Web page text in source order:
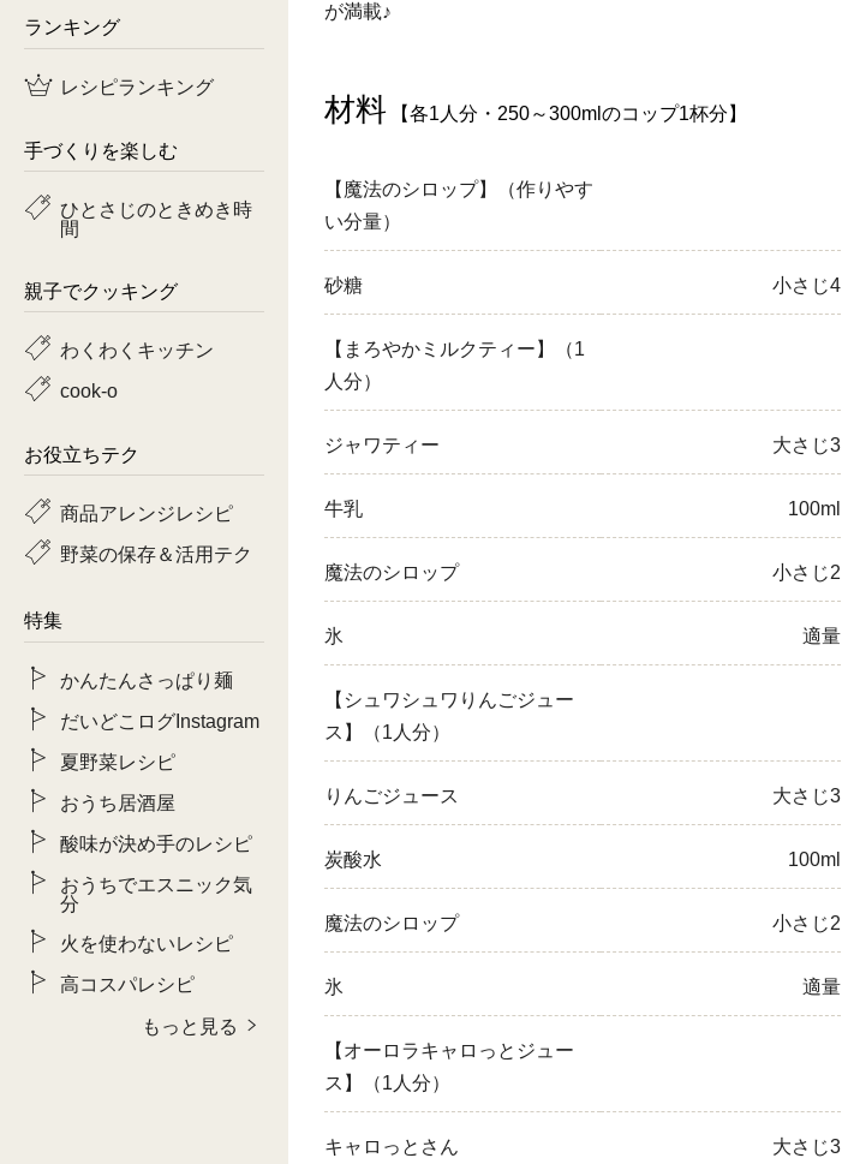
が満載♪
材料 【各1人分・250～300mlのコップ1杯分】
【魔法のシロップ】（作りやす
い分量）
砂糖 小さじ4
【まろやかミルクティー】（1
人分）
ジャワティー 大さじ3
牛乳 100ml
魔法のシロップ 小さじ2
氷 適量
【シュワシュワりんごジュー
ス】（1人分）
りんごジュース 大さじ3
炭酸水 100ml
魔法のシロップ 小さじ2
氷 適量
【オーロラキャロっとジュー
ス】（1人分）
キャロっとさん 大さじ3
魚 アスパラガス
ランキング
レシピランキング
手づくりを楽しむ
ひとさじのときめき時
間
親子でクッキング
わくわくキッチン
cook-o
お役立ちテク
商品アレンジレシピ
野菜の保存＆活用テク
特集
かんたんさっぱり麺
だいどこログInstagram
夏野菜レシピ
おうち居酒屋
酸味が決め手のレシピ
おうちでエスニック気
分
火を使わないレシピ
高コスパレシピ
もっと見る